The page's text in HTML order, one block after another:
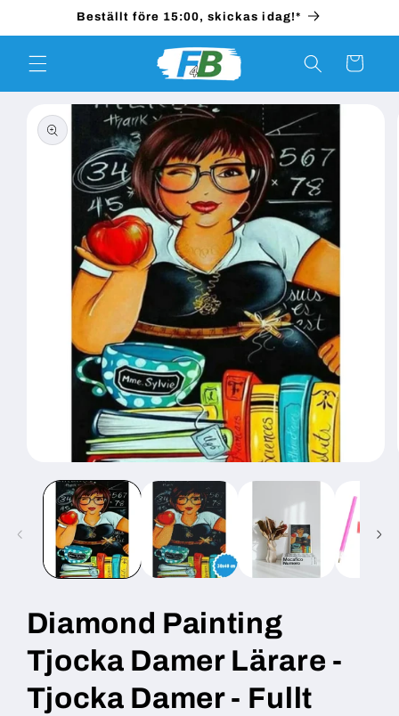
Beställt före 15:00, skickas idag!*
Varukorg
vidare till
mediet
modalfönster
Diamond Painting
Tjocka Damer Lärare -
Tjocka Damer - Fullt